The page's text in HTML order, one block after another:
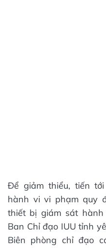
Để giảm thiểu, tiến
hành vi vi phạm quy
thiết bị giám sát
Ban Chỉ đạo IUU tỉnh
Biên phòng chỉ đạo